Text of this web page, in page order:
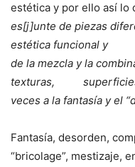
estética y por ello así lo
es[j]unte de piezas
estética
de la mezcla y la
texturas, superficies
veces a la fantasía y el
Fantasía, desorden,
“bricolage”, mestizaje,